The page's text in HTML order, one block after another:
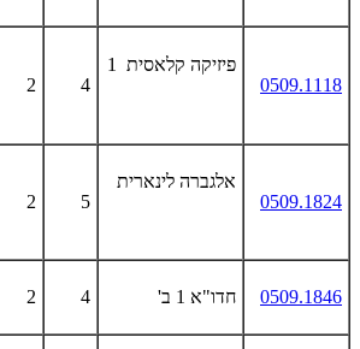
0509.1118
פיזיקה קלאסית 1
4
2
0509.1824
אלגברה לינארית
5
2
0509.1846 חדו"א 1 ב' 4
2